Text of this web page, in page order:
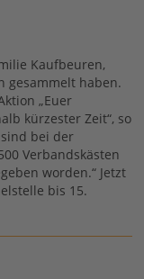
Kaufbeuren,
gesammelt haben.
„Euer
kürzester Zeit“, so
bei der
Verbandskästen
worden.“ Jetzt
bis 15.